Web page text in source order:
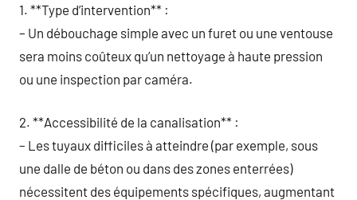
1. **Type d’intervention** :
– Un débouchage simple avec un furet ou une ventouse
sera moins coûteux qu’un nettoyage à haute pression
ou une inspection par caméra.
2. **Accessibilité de la canalisation** :
– Les tuyaux difficiles à atteindre (par exemple, sous
une dalle de béton ou dans des zones enterrées)
nécessitent des équipements spécifiques, augmentant